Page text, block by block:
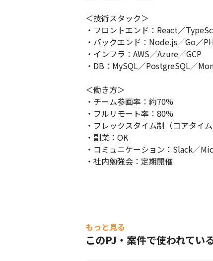
＜技術スタック＞
・フロントエンド：React／
・バックエンド：Node.js／Go／
・インフラ：AWS／Azure／GCP
・DB：MySQL／PostgreSQL／
＜働き方＞
・チーム参画率：約70%
・フルリモート率：80%
・フレックスタイム制（コアタイム
・副業：OK
・コミュニケーション：Slack／
・社内勉強会：定期開催
もっと見る
このPJ・案件で使われてい